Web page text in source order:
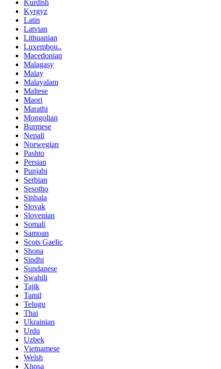
Kurdish
Kyrgyz
Latin
Latvian
Lithuanian
Luxembou..
Macedonian
Malagasy
Malay
Malayalam
Maltese
Maori
Marathi
Mongolian
Burmese
Nepali
Norwegian
Pashto
Persian
Punjabi
Serbian
Sesotho
Sinhala
Slovak
Slovenian
Somali
Samoan
Scots Gaelic
Shona
Sindhi
Sundanese
Swahili
Tajik
Tamil
Telugu
Thai
Ukrainian
Urdu
Uzbek
Vietnamese
Welsh
Xhosa